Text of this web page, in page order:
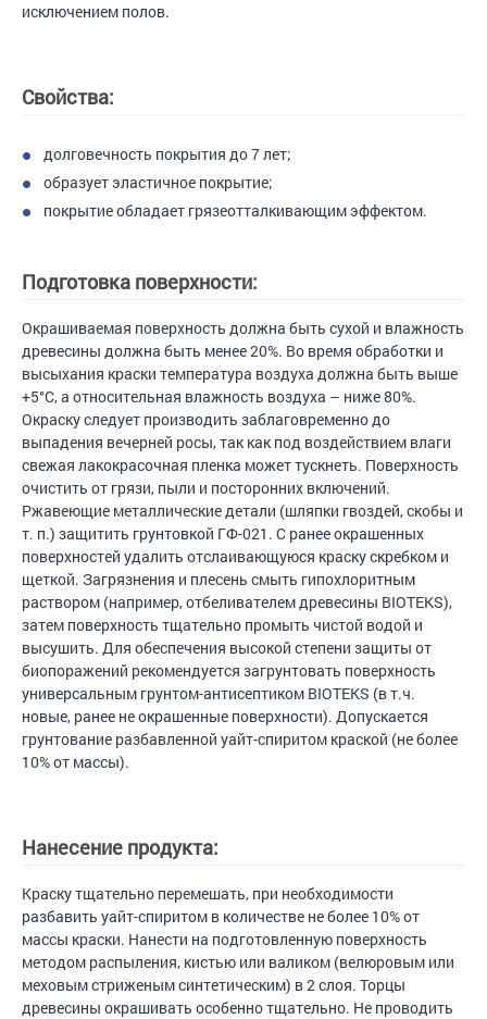
исключением полов.
Свойства:
долговечность покрытия до 7 лет;
образует эластичное покрытие;
покрытие обладает грязеотталкивающим эффектом.
Подготовка поверхности:
Окрашиваемая поверхность должна быть сухой и влажность
древесины должна быть менее 20%. Во время обработки и
высыхания краски температура воздуха должна быть выше
+5°С, а относительная влажность воздуха – ниже 80%.
Окраску следует производить заблаговременно до
выпадения вечерней росы, так как под воздействием влаги
свежая лакокрасочная пленка может тускнеть. Поверхность
очистить от грязи, пыли и посторонних включений.
Ржавеющие металлические детали (шляпки гвоздей, скобы и
т. п.) защитить грунтовкой ГФ-021. С ранее окрашенных
поверхностей удалить отслаивающуюся краску скребком и
щеткой. Загрязнения и плесень смыть гипохлоритным
раствором (например, отбеливателем древесины BIOTEKS),
затем поверхность тщательно промыть чистой водой и
высушить. Для обеспечения высокой степени защиты от
биопоражений рекомендуется загрунтовать поверхность
универсальным грунтом-антисептиком BIOTEKS (в т.ч.
новые, ранее не окрашенные поверхности). Допускается
грунтование разбавленной уайт-спиритом краской (не более
10% от массы).
Нанесение продукта:
Краску тщательно перемешать, при необходимости
разбавить уайт-спиритом в количестве не более 10% от
массы краски. Нанести на подготовленную поверхность
методом распыления, кистью или валиком (велюровым или
меховым стриженым синтетическим) в 2 слоя. Торцы
древесины окрашивать особенно тщательно. Не проводить